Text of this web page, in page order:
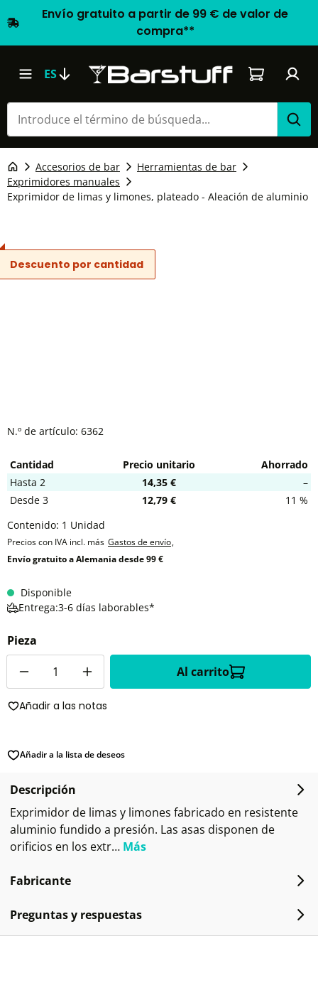
Envío gratuito a partir de 99 € de valor de
compra**
ES El carrito
Accesorios de bar
Herramientas de bar
Exprimidores manuales
Exprimidor de limas y limones, plateado - Aleación de aluminio
Descuento por cantidad
N.º de artículo: 6362
Cantidad Precio unitario
Ahorrado
Hasta 2 14,35 €
–
Desde 3 12,79 €
11 %
Contenido: 1 Unidad
Precios con IVA incl. más Gastos de envío,
Envío gratuito a Alemania desde 99 €
Disponible
Entrega:3-6 días laborables*
Pieza
Al carrito
Añadir a las notas
Añadir a la lista de deseos
Descripción
Exprimidor de limas y limones fabricado en resistente
aluminio fundido a presión. Las asas disponen de
orificios en los extr… Más
Fabricante
Preguntas y respuestas